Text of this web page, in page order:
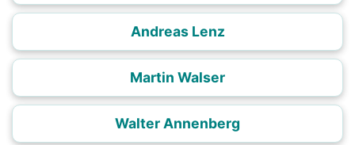
Andreas Lenz
Martin Walser
Walter Annenberg